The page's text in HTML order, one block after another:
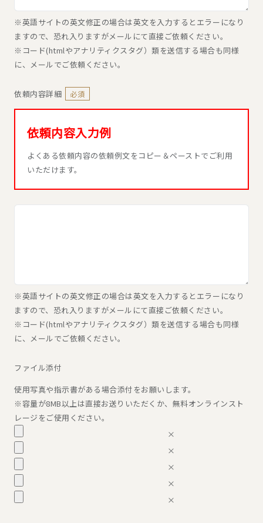
※英語サイトの英文修正の場合は英文を入力するとエラーになり
ますので、恐れ入りますがメールにて直接ご依頼ください。
※コード(htmlやアナリティクスタグ）類を送信する場合も同様
に、メールでご依頼ください。
依頼内容詳細 必須
依頼内容入力例
よくある依頼内容の依頼例文をコピー＆ペーストでご利用
いただけます。
※英語サイトの英文修正の場合は英文を入力するとエラーになり
ますので、恐れ入りますがメールにて直接ご依頼ください。
※コード(htmlやアナリティクスタグ）類を送信する場合も同様
に、メールでご依頼ください。
ファイル添付
使用写真や指示書がある場合添付をお願いします。
※容量が8MB以上は直接お送りいただくか、無料オンラインスト
レージをご使用ください。
×
×
×
×
×